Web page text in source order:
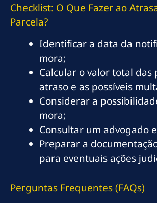
Checklist: O Que Fazer ao
Parcela?
Identificar a data da
mora;
Calcular o valor total das
atraso e as possíveis
Considerar a
mora;
Consultar um advogado
Preparar a
para eventuais ações
Perguntas Frequentes (FAQs)